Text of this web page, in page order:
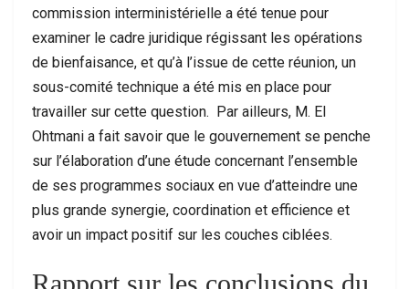
commission interministérielle a été tenue pour
examiner le cadre juridique régissant les opérations
de bienfaisance, et qu’à l’issue de cette réunion, un
sous-comité technique a été mis en place pour
travailler sur cette question. Par ailleurs, M. El
Ohtmani a fait savoir que le gouvernement se penche
sur l’élaboration d’une étude concernant l’ensemble
de ses programmes sociaux en vue d’atteindre une
plus grande synergie, coordination et efficience et
avoir un impact positif sur les couches ciblées.
Rapport sur les conclusions du